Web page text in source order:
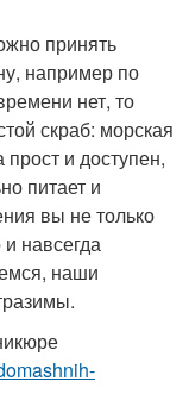
принять
например по
нет, то
скраб: морская
и доступен,
питает и
вы не только
навсегда
наши